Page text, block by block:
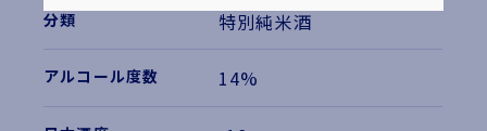
特別純米酒
14%